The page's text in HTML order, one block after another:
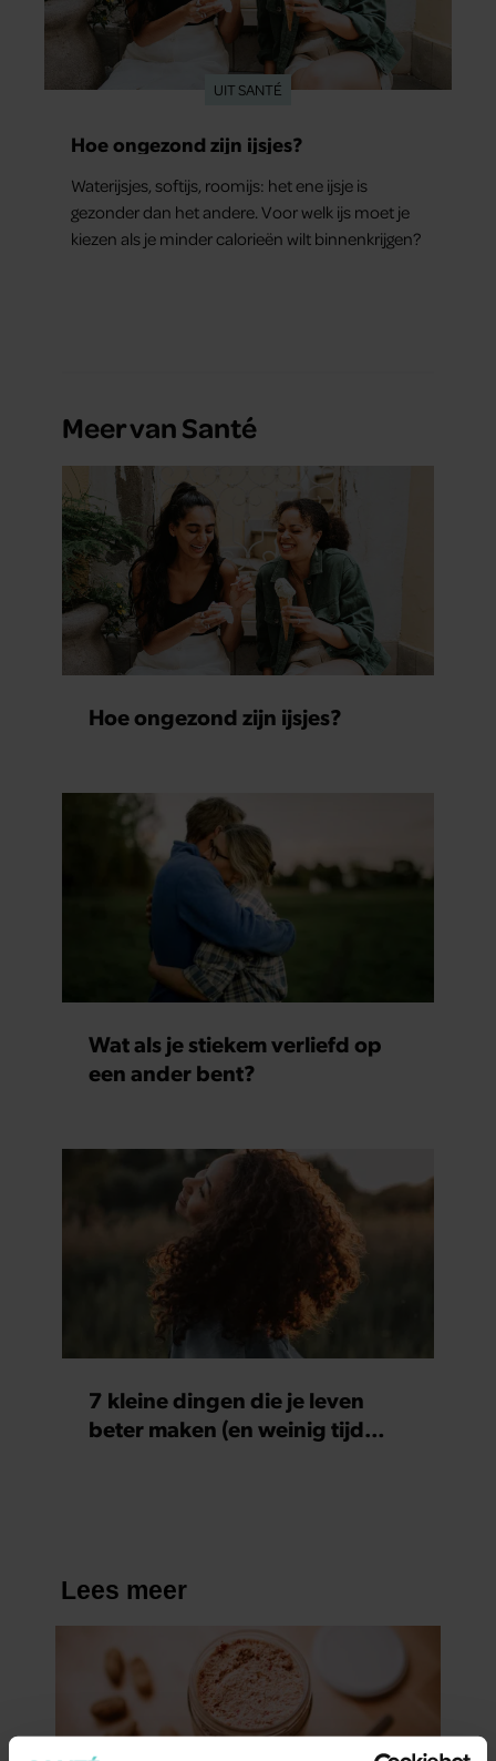
UIT SANTÉ
Hoe ongezond zijn ijsjes?
Waterijsjes, softijs, roomijs: het ene ijsje is
gezonder dan het andere. Voor welk ijs moet je
kiezen als je minder calorieën wilt binnenkrijgen?
Meer van Santé
Hoe ongezond zijn ijsjes?
Wat als je stiekem verliefd op
een ander bent?
7 kleine dingen die je leven
beter maken (en weinig tijd